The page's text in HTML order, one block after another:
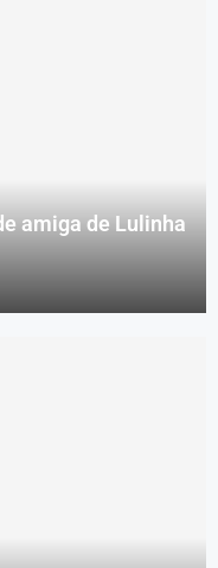
amiga de Lulinha